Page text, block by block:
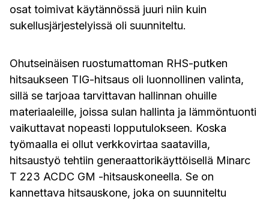
osat toimivat käytännössä juuri niin kuin
sukellusjärjestelyissä oli suunniteltu.
Ohutseinäisen ruostumattoman RHS-putken
hitsaukseen TIG-hitsaus oli luonnollinen valinta,
sillä se tarjoaa tarvittavan hallinnan ohuille
materiaaleille, joissa sulan hallinta ja lämmöntuonti
vaikuttavat nopeasti lopputulokseen. Koska
työmaalla ei ollut verkkovirtaa saatavilla,
hitsaustyö tehtiin generaattorikäyttöisellä Minarc
T 223 ACDC GM -hitsauskoneella. Se on
kannettava hitsauskone, joka on suunniteltu